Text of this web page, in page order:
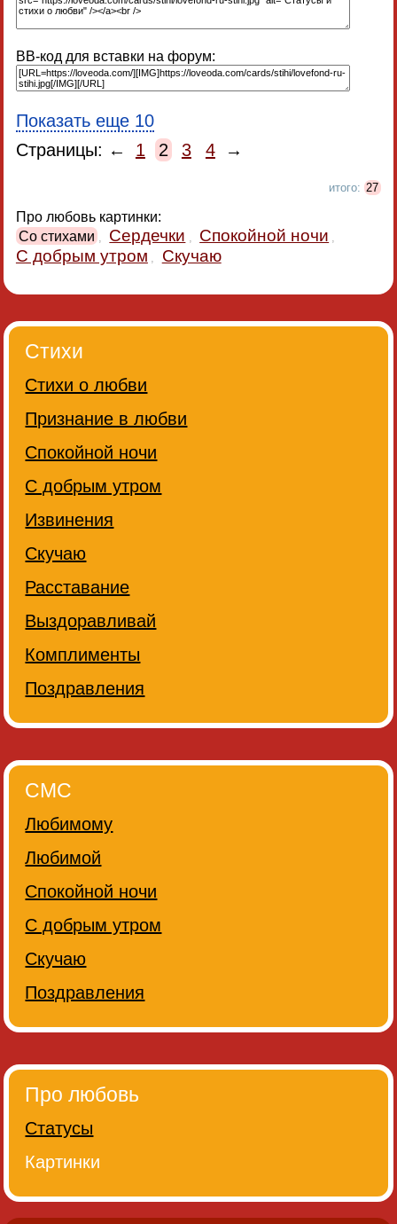
BB-код для вставки на форум:
Показать еще 10
Страницы: ←
1 2 3 4 →
итого: 27
Про любовь картинки:
Со стихами
Сердечки Спокойной ночи
С добрым утром Скучаю
Стихи
Стихи о любви
Признание в любви
Спокойной ночи
С добрым утром
Извинения
Скучаю
Расставание
Выздоравливай
Комплименты
Поздравления
СМС
Любимому
Любимой
Спокойной ночи
С добрым утром
Скучаю
Поздравления
Про любовь
Статусы
Картинки